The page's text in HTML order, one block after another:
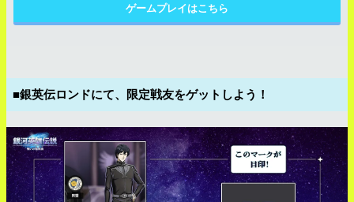
ゲームプレイはこちら
■銀英伝ロンドにて、限定戦友をゲットしよう！